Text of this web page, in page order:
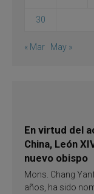
30
« Mar May »
En virtud del
China, León
nuevo obispo
Mons. Chang
años, ha sido